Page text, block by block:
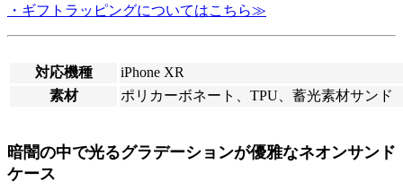
・ギフトラッピングについてはこちら≫
対応機種
iPhone XR
素材
ポリカーボネート、TPU、蓄光素材サンド
暗闇の中で光るグラデーションが優雅なネオンサンド
ケース